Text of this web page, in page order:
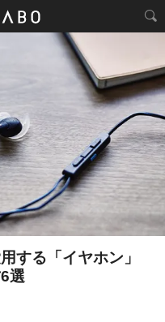
する「イヤホン」
選